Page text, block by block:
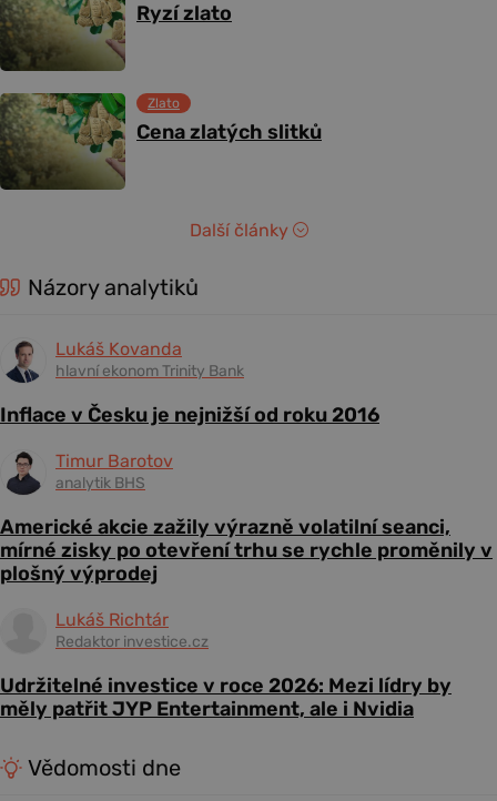
Ryzí zlato
Cena zlatých slitků
Zlato
Další články
Názory analytiků
Lukáš Kovanda
hlavní ekonom Trinity Bank
Inflace v Česku je nejnižší od roku 2016
Timur Barotov
analytik BHS
Americké akcie zažily výrazně volatilní seanci,
mírné zisky po otevření trhu se rychle proměnily v
plošný výprodej
Lukáš Richtár
Redaktor investice.cz
Udržitelné investice v roce 2026: Mezi lídry by
měly patřit JYP Entertainment, ale i Nvidia
Vědomosti dne